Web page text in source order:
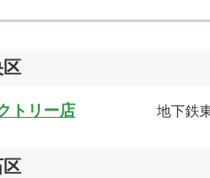
トリー店 地下鉄